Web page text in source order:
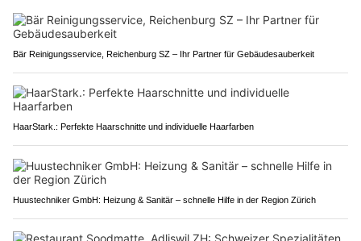
Bär Reinigungsservice, Reichenburg SZ – Ihr Partner für Gebäudesauberkeit
HaarStark.: Perfekte Haarschnitte und individuelle Haarfarben
Huustechniker GmbH: Heizung & Sanitär – schnelle Hilfe in der Region Zürich